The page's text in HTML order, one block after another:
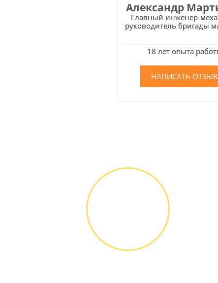
Александр
Главный инженер-
руководитель бригады
18 лет опыта
НАПИСАТЬ ОТЗЫВ